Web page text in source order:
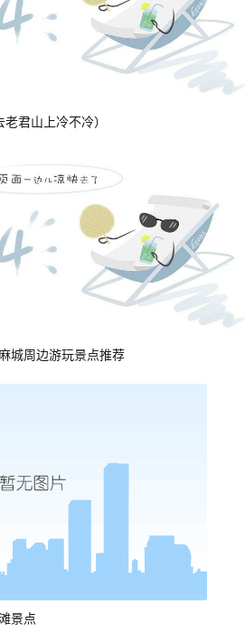
君山上冷不冷）
城周边游玩景点推荐
景点